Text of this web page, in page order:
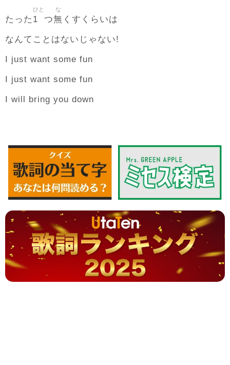
たった 1
ひと
つ無
な
くすくらいは
なんてことはないじゃない!
I just want some fun
I just want some fun
I will bring you down